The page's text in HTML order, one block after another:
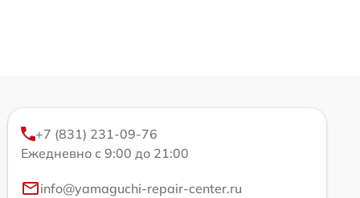
+7 (831) 231-09-76
Ежедневно с 9:00 до 21:00
info@yamaguchi-repair-center.ru